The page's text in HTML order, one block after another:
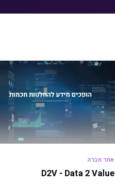
אתר חברה
D2V - Data 2 Value